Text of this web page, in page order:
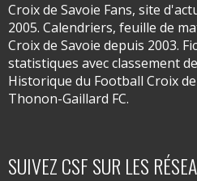
Croix de Savoie Fans, site
2005. Calendriers, feuille de
Croix de Savoie depuis 2003.
statistiques avec classement
Historique du Football Croix
Thonon-Gaillard FC.
SUIVEZ CSF SUR LES